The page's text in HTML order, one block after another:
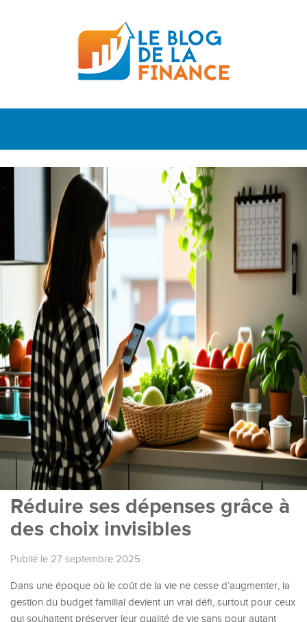
Réduire ses dépenses grâce à
des choix invisibles
Publié le 27 septembre 2025
Dans une époque où le coût de la vie ne cesse d’augmenter, la
gestion du budget familial devient un vrai défi, surtout pour ceux
qui souhaitent préserver leur qualité de vie sans pour autant